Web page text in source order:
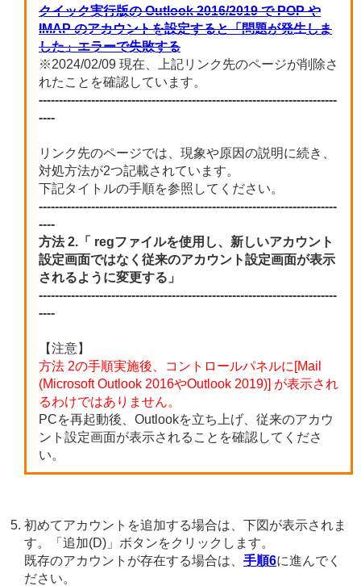
クイック実行版の Outlook 2016/2019 で POP や
IMAP のアカウントを設定すると「問題が発生しま
した」エラーで失敗する
※2024/02/09 現在、上記リンク先のページが削除さ
れたことを確認しています。
--------------------------------------------------------------------------
----
リンク先のページでは、現象や原因の説明に続き、
対処方法が2つ記載されています。
下記タイトルの手順を参照してください。
--------------------------------------------------------------------------
----
方法 2.「 regファイルを使用し、新しいアカウント
設定画面ではなく従来のアカウント設定画面が表示
されるように変更する」
--------------------------------------------------------------------------
----
【注意】
方法 2の手順実施後、コントロールパネルに[Mail
(Microsoft Outlook 2016やOutlook 2019)] が表示され
るわけではありません。
PCを再起動後、Outlookを立ち上げ、従来のアカウ
ント設定画面が表示されることを確認してくださ
い。
初めてアカウントを追加する場合は、下図が表示されま
す。「追加(D)」ボタンをクリックします。
既存のアカウントが存在する場合は、 手順6に進んでく
ださい。